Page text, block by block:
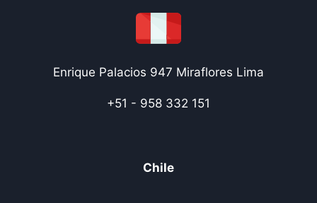
Enrique Palacios 947 Miraflores Lima
+51 - 958 332 151
Chile